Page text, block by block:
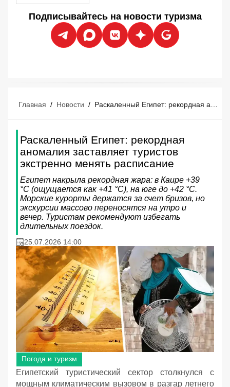
Подписывайтесь на новости туризма
Главная / Новости /
Раскаленный Египет: рекордная
аномалия заставляет туристов
экстренно менять расписание
Египет накрыла рекордная жара: в Каире +39
°C (ощущается как +41 °C), на юге до +42 °C.
Морские курорты держатся за счет бризов, но
экскурсии массово переносятся на утро и
вечер. Туристам рекомендуют избегать
длительных поездок.
25.07.2026 14:00
Погода и туризм
Египетский туристический сектор столкнулся с
мощным климатическим вызовом в разгар летнего